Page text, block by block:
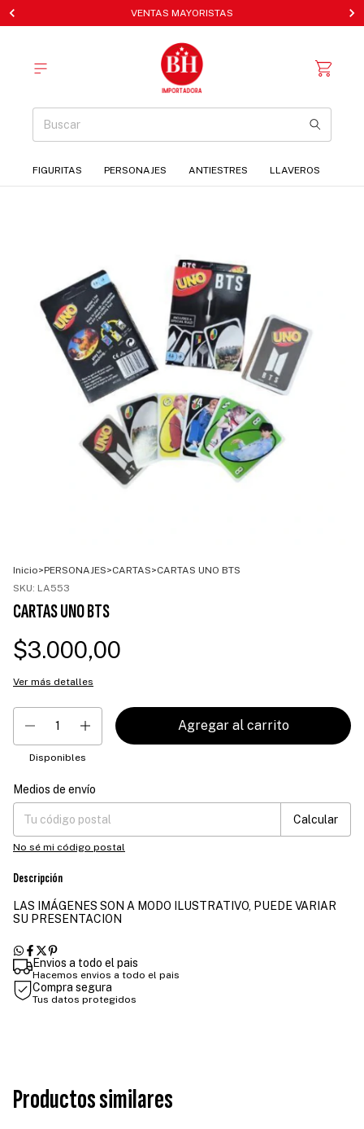
VENTAS MAYORISTAS
FIGURITAS PERSONAJES ANTIESTRES LLAVEROS
Inicio>PERSONAJES>CARTAS>CARTAS UNO BTS
SKU: LA553
CARTAS UNO BTS
$3.000,00
Ver más detalles
Disponibles
Entregas para el CP:
Medios de envío
Calcular
No sé mi código postal
Descripción
LAS IMÁGENES SON A MODO ILUSTRATIVO, PUEDE VARIAR
SU PRESENTACION
Envios a todo el pais
Hacemos envios a todo el pais
Compra segura
Tus datos protegidos
Productos similares